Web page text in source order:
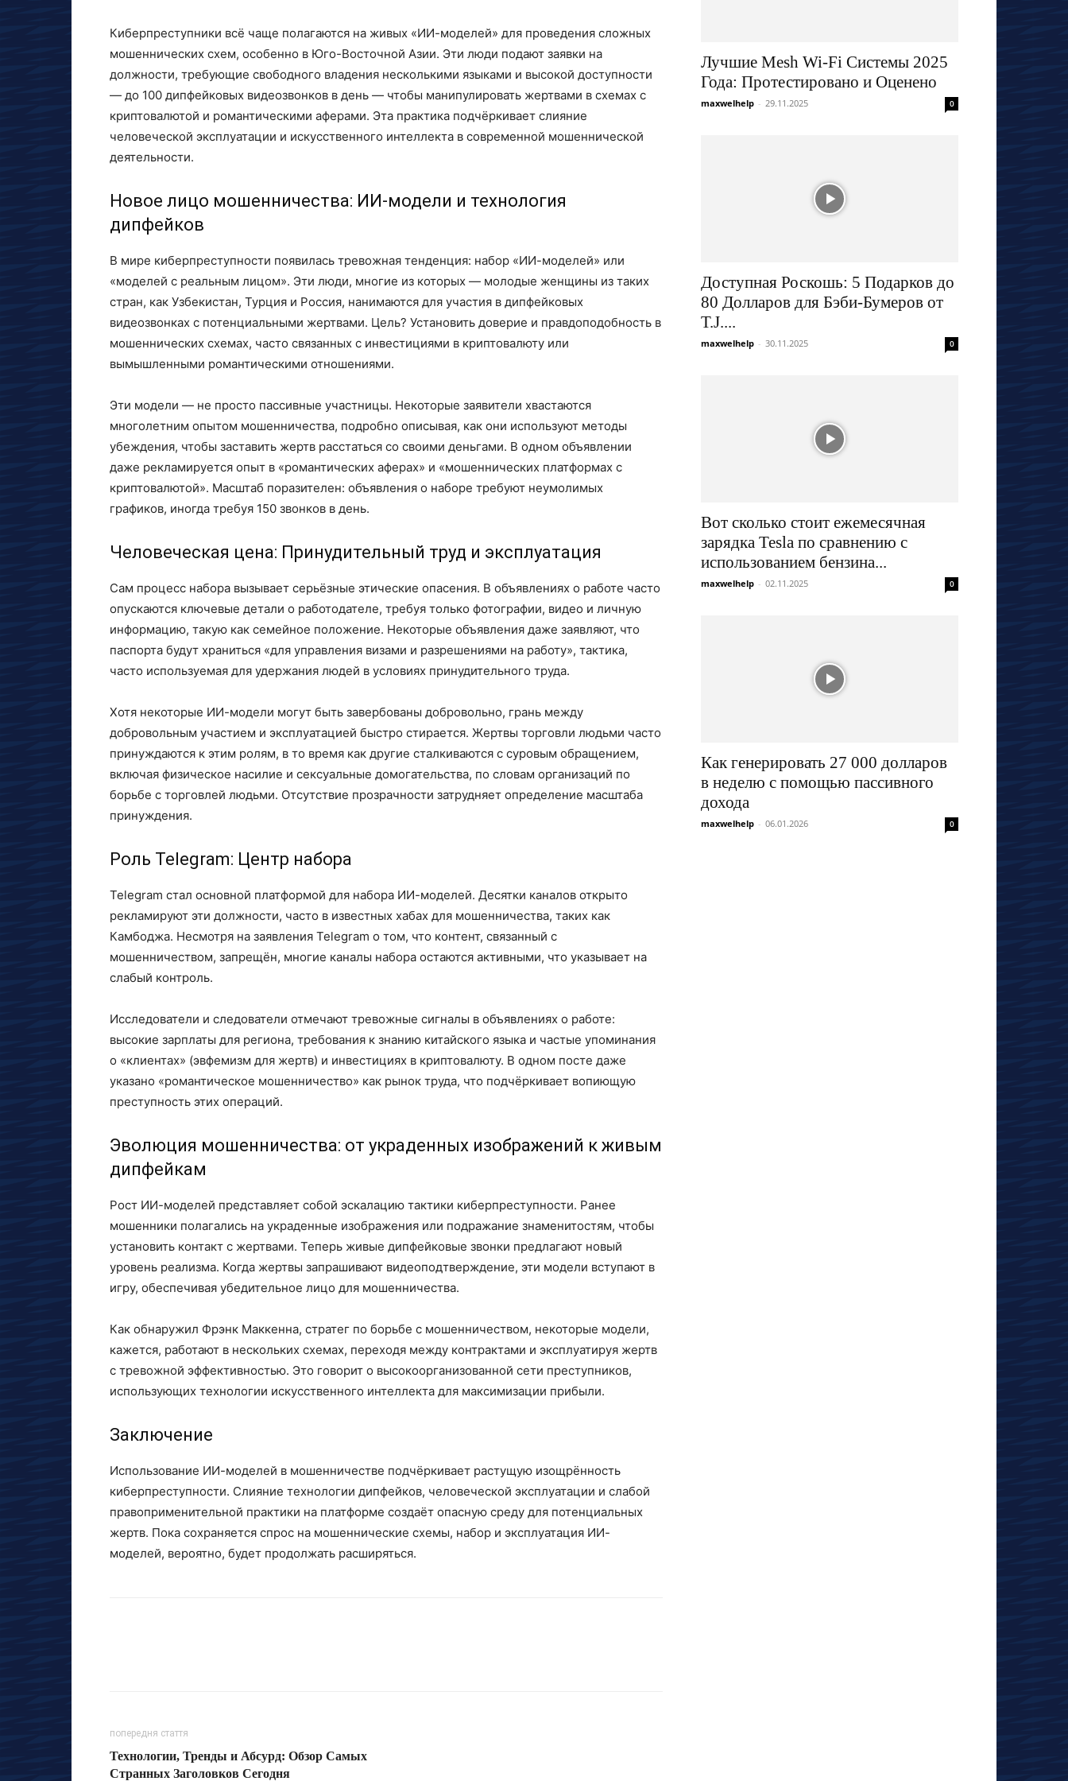
Киберпреступники всё чаще полагаются на живых «ИИ-моделей» для проведения сложных
мошеннических схем, особенно в Юго-Восточной Азии. Эти люди подают заявки на
должности, требующие свободного владения несколькими языками и высокой доступности
— до 100 дипфейковых видеозвонков в день — чтобы манипулировать жертвами в схемах с
криптовалютой и романтическими аферами. Эта практика подчёркивает слияние
человеческой эксплуатации и искусственного интеллекта в современной мошеннической
деятельности.
Новое лицо мошенничества: ИИ-модели и технология
дипфейков
В мире киберпреступности появилась тревожная тенденция: набор «ИИ-моделей» или
«моделей с реальным лицом». Эти люди, многие из которых — молодые женщины из таких
стран, как Узбекистан, Турция и Россия, нанимаются для участия в дипфейковых
видеозвонках с потенциальными жертвами. Цель? Установить доверие и правдоподобность в
мошеннических схемах, часто связанных с инвестициями в криптовалюту или
вымышленными романтическими отношениями.
Эти модели — не просто пассивные участницы. Некоторые заявители хвастаются
многолетним опытом мошенничества, подробно описывая, как они используют методы
убеждения, чтобы заставить жертв расстаться со своими деньгами. В одном объявлении
даже рекламируется опыт в «романтических аферах» и «мошеннических платформах с
криптовалютой». Масштаб поразителен: объявления о наборе требуют неумолимых
графиков, иногда требуя 150 звонков в день.
Человеческая цена: Принудительный труд и эксплуатация
Сам процесс набора вызывает серьёзные этические опасения. В объявлениях о работе часто
опускаются ключевые детали о работодателе, требуя только фотографии, видео и личную
информацию, такую ​​как семейное положение. Некоторые объявления даже заявляют, что
паспорта будут храниться «для управления визами и разрешениями на работу», тактика,
часто используемая для удержания людей в условиях принудительного труда.
Хотя некоторые ИИ-модели могут быть завербованы добровольно, грань между
добровольным участием и эксплуатацией быстро стирается. Жертвы торговли людьми часто
принуждаются к этим ролям, в то время как другие сталкиваются с суровым обращением,
включая физическое насилие и сексуальные домогательства, по словам организаций по
борьбе с торговлей людьми. Отсутствие прозрачности затрудняет определение масштаба
принуждения.
Роль Telegram: Центр набора
Telegram стал основной платформой для набора ИИ-моделей. Десятки каналов открыто
рекламируют эти должности, часто в известных хабах для мошенничества, таких как
Камбоджа. Несмотря на заявления Telegram о том, что контент, связанный с
мошенничеством, запрещён, многие каналы набора остаются активными, что указывает на
слабый контроль.
Исследователи и следователи отмечают тревожные сигналы в объявлениях о работе:
высокие зарплаты для региона, требования к знанию китайского языка и частые упоминания
о «клиентах» (эвфемизм для жертв) и инвестициях в криптовалюту. В одном посте даже
указано «романтическое мошенничество» как рынок труда, что подчёркивает вопиющую
преступность этих операций.
Эволюция мошенничества: от украденных изображений к живым
дипфейкам
Рост ИИ-моделей представляет собой эскалацию тактики киберпреступности. Ранее
мошенники полагались на украденные изображения или подражание знаменитостям, чтобы
установить контакт с жертвами. Теперь живые дипфейковые звонки предлагают новый
уровень реализма. Когда жертвы запрашивают видеоподтверждение, эти модели вступают в
игру, обеспечивая убедительное лицо для мошенничества.
Как обнаружил Фрэнк Маккенна, стратег по борьбе с мошенничеством, некоторые модели,
кажется, работают в нескольких схемах, переходя между контрактами и эксплуатируя жертв
с тревожной эффективностью. Это говорит о высокоорганизованной сети преступников,
использующих технологии искусственного интеллекта для максимизации прибыли.
Заключение
Использование ИИ-моделей в мошенничестве подчёркивает растущую изощрённость
киберпреступности. Слияние технологии дипфейков, человеческой эксплуатации и слабой
правоприменительной практики на платформе создаёт опасную среду для потенциальных
жертв. Пока сохраняется спрос на мошеннические схемы, набор и эксплуатация ИИ-
моделей, вероятно, будет продолжать расширяться.
попередня стаття
Технологии, Тренды и Абсурд: Обзор Самых
Странных Заголовков Сегодня
Лучшие Mesh Wi-Fi Системы 2025
Года: Протестировано и Оценено
maxwelhelp - 29.11.2025 0
Доступная Роскошь: 5 Подарков до
80 Долларов для Бэби-Бумеров от
T.J....
maxwelhelp - 30.11.2025 0
Вот сколько стоит ежемесячная
зарядка Tesla по сравнению с
использованием бензина...
maxwelhelp - 02.11.2025 0
Как генерировать 27 000 долларов
в неделю с помощью пассивного
дохода
maxwelhelp - 06.01.2026 0